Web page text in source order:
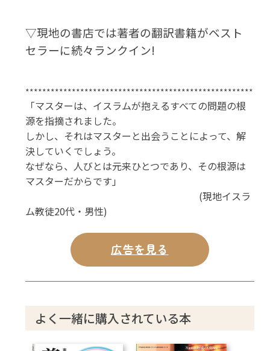
▽現地の書店では著者の翻訳書籍がベスト
セラーに続々ランクイン!
******************************************************
「マスターは、イスラムが抱えるすべての問題の根
源を指摘されました。
しかし、それはマスターと出会うことによって、解
決していくでしょう。
なぜなら、人びとは元来ひとつであり、その根源は
マスターだからです」
(現地イスラ
ム教徒20代・男性)
広告を見る
よく一緒に購入されている本